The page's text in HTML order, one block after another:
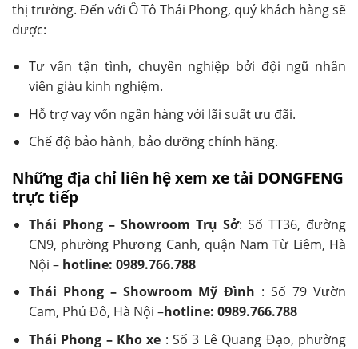
thị trường. Đến với Ô Tô Thái Phong, quý khách hàng sẽ
được:
Tư vấn tận tình, chuyên nghiệp bởi đội ngũ nhân
viên giàu kinh nghiệm.
Hỗ trợ vay vốn ngân hàng với lãi suất ưu đãi.
Chế độ bảo hành, bảo dưỡng chính hãng.
Những địa chỉ liên hệ xem xe tải DONGFENG
trực tiếp
Thái Phong – Showroom Trụ Sở: Số TT36, đường
CN9, phường Phương Canh, quận Nam Từ Liêm, Hà
Nội – hotline: 0989.766.788
Thái Phong – Showroom Mỹ Đình : Số 79 Vườn
Cam, Phú Đô, Hà Nội –hotline: 0989.766.788
Thái Phong – Kho xe : Số 3 Lê Quang Đạo, phường